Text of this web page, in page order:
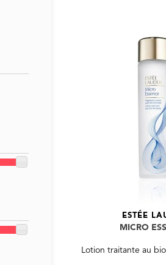
ESTÉE
MICRO
Lotion traitante au